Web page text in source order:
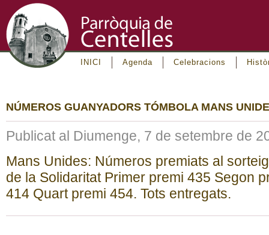
INICI Agenda Celebracions
NÚMEROS GUANYADORS TÓMBOLA MANS
Publicat al Diumenge, 7 de setembre de
Mans Unides: Números premiats al
de la Solidaritat Primer premi 435 Segon
414 Quart premi 454. Tots entregats.